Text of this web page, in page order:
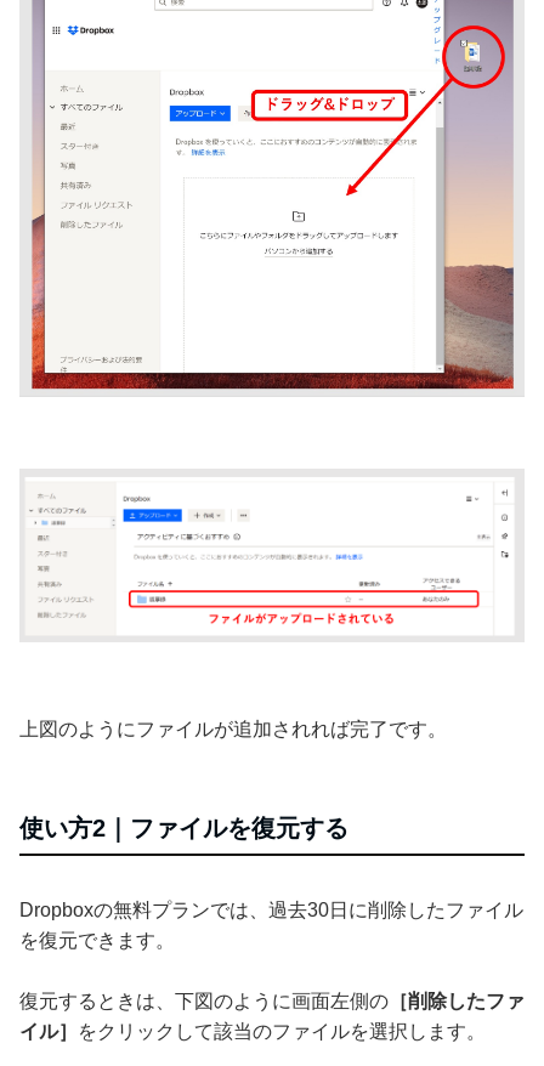
上図のようにファイルが追加されれば完了です。
使い方2｜ファイルを復元する
Dropboxの無料プランでは、過去30日に削除したファイル
を復元できます。
復元するときは、下図のように画面左側の ［削除したファ
イル］
をクリックして該当のファイルを選択します。